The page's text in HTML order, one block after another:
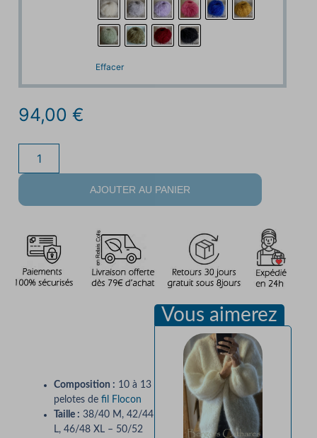
Effacer
94,00€
AJOUTER AU PANIER
Composition : 10 à 13
pelotes de fil
Flocon
Taille : 38/40 M, 42/44
L, 46/48 XL – 50/52
Vous aimerez